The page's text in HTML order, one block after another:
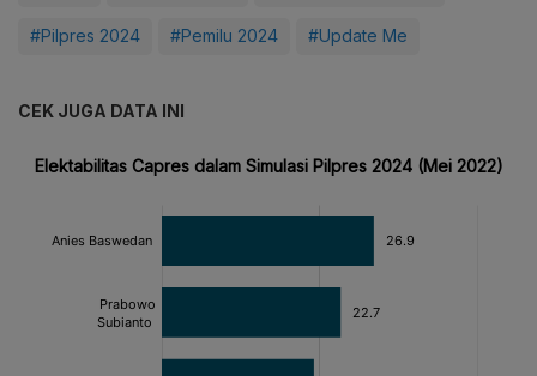
#Pilpres 2024 #Pemilu 2024 #Update Me
CEK JUGA DATA INI